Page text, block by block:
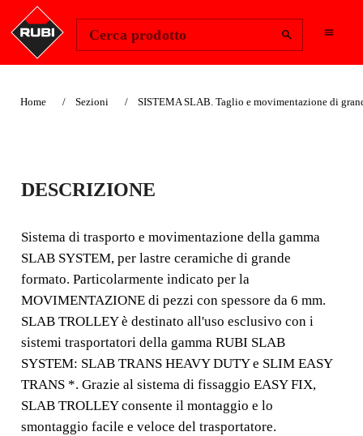
Cerca prodotto
Home Sezioni SISTEMA SLAB. Taglio e movimentazione di
SLAB TROLLEY
MOVIMENTAZIONE PER
LASTRE CERAMICHE DI
GRANDE FORMATO.
Sistema di trasporto e movimentazione della gamma
SLAB SYSTEM, per lastre ceramiche di grande formato.
Particolarmente indicato per la MOVIMENTAZIONE di
pezzi con spessore da 6 mm.
DESCRIZIONE
Sistema di trasporto e movimentazione della gamma
SLAB SYSTEM, per lastre ceramiche di grande
formato. Particolarmente indicato per la
MOVIMENTAZIONE di pezzi con spessore da 6 mm.
SLAB TROLLEY è destinato all'uso esclusivo con i
sistemi trasportatori della gamma RUBI SLAB
SYSTEM: SLAB TRANS HEAVY DUTY e SLIM EASY
TRANS *. Grazie al sistema di fissaggio EASY FIX,
SLAB TROLLEY consente il montaggio e lo
smontaggio facile e veloce del trasportatore.